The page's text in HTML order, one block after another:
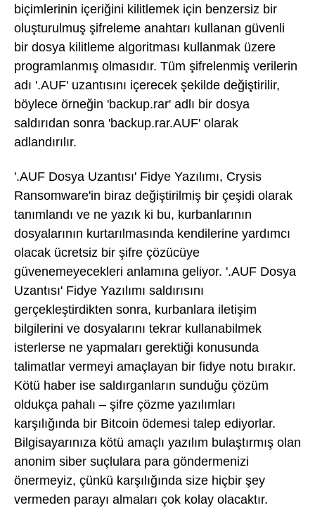
biçimlerinin içeriğini kilitlemek için benzersiz bir
oluşturulmuş şifreleme anahtarı kullanan güvenli
bir dosya kilitleme algoritması kullanmak üzere
programlanmış olmasıdır. Tüm şifrelenmiş verilerin
adı '.AUF' uzantısını içerecek şekilde değiştirilir,
böylece örneğin 'backup.rar' adlı bir dosya
saldırıdan sonra 'backup.rar.AUF' olarak
adlandırılır.
'.AUF Dosya Uzantısı' Fidye Yazılımı, Crysis
Ransomware'in biraz değiştirilmiş bir çeşidi olarak
tanımlandı ve ne yazık ki bu, kurbanlarının
dosyalarının kurtarılmasında kendilerine yardımcı
olacak ücretsiz bir şifre çözücüye
güvenemeyecekleri anlamına geliyor. '.AUF Dosya
Uzantısı' Fidye Yazılımı saldırısını
gerçekleştirdikten sonra, kurbanlara iletişim
bilgilerini ve dosyalarını tekrar kullanabilmek
isterlerse ne yapmaları gerektiği konusunda
talimatlar vermeyi amaçlayan bir fidye notu bırakır.
Kötü haber ise saldırganların sunduğu çözüm
oldukça pahalı – şifre çözme yazılımları
karşılığında bir Bitcoin ödemesi talep ediyorlar.
Bilgisayarınıza kötü amaçlı yazılım bulaştırmış olan
anonim siber suçlulara para göndermenizi
önermeyiz, çünkü karşılığında size hiçbir şey
vermeden parayı almaları çok kolay olacaktır.